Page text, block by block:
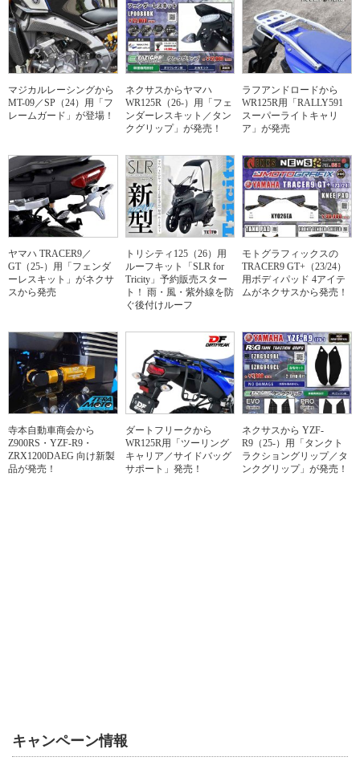
マジカルレーシングから
MT-09／SP（24）用「フ
レームガード」が登場！
ネクサスからヤマハ
WR125R（26-）用「フェ
ンダーレスキット／タン
クグリップ」が発売！
ラフアンドロードから
WR125R用「RALLY591
スーパーライトキャリ
ア」が発売
ヤマハ TRACER9／
GT（25-）用「フェンダ
ーレスキット」がネクサ
スから発売
トリシティ125（26）用
ルーフキット「SLR for
Tricity」予約販売スター
ト！ 雨・風・紫外線を防
ぐ後付けルーフ
モトグラフィックスの
TRACER9 GT+（23/24）
用ボディパッド 4アイテ
ムがネクサスから発売！
寺本自動車商会から
Z900RS・YZF-R9・
ZRX1200DAEG 向け新製
品が発売！
ダートフリークから
WR125R用「ツーリング
キャリア／サイドバッグ
サポート」発売！
ネクサスから YZF-
R9（25-）用「タンクト
ラクショングリップ／タ
ンクグリップ」が発売！
キャンペーン情報